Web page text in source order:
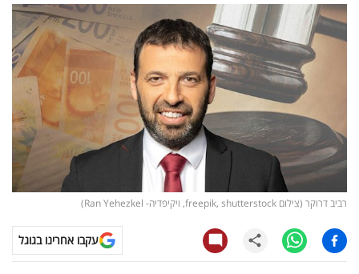
דעות
רכילות
עסקית
קריפטו
ויראלי
טלוויזיה
עסקי
ספורט
רביב דרוקר (צילום freepik, shutterstock, ויקיפדיה- Ran Yehezkel)
עקבו אחרינו בגוגל